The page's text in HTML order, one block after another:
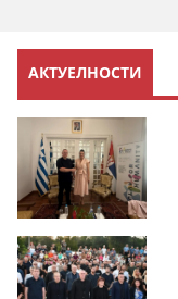
АКТУЕЛНОСТИ